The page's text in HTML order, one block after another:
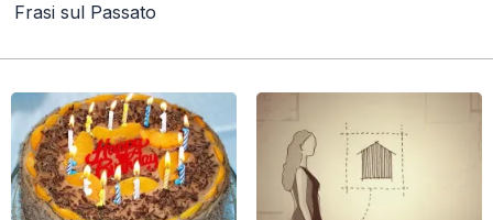
Frasi sul Passato